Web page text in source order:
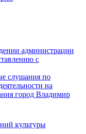
администрации
с
слушания по
на
город Владимир
культуры